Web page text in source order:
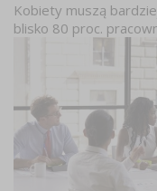
Kobiety muszą
blisko 80 proc.